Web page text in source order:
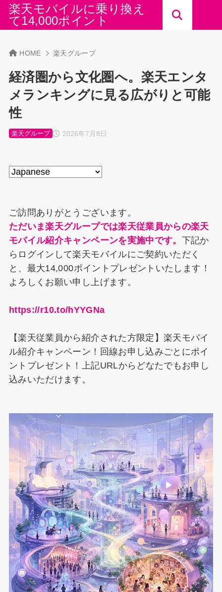
楽天モバイルに乗り換え
て14,000ポイント
HOME 楽天グループ
経済圏から文化圏へ。楽天エンタ
メランキングに見る広がりと可能
性
2026年7月8日
楽天グループ
ご訪問ありがとうございます。
ただいま楽天グループでは楽天従業員からの楽天
モバイル紹介キャンペーンを実施中です。 下記か
らログインして楽天モバイルにご契約いただく
と、最大14,000ポイントプレゼントいたします！
よろしくお願い申し上げます。
https://r10.to/hYYGNa
【楽天従業員から紹介された方限定】楽天モバイ
ル紹介キャンペーン！回線お申し込みごとにポイ
ントプレゼント！上記URLからどなたでもお申し
込みいただけます。